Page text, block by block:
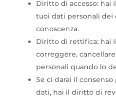
Diritto di accesso: hai
tuoi dati personali dei
conoscenza.
Diritto di rettifica: hai
correggere,
personali quando lo
Se ci darai il
dati, hai il diritto di